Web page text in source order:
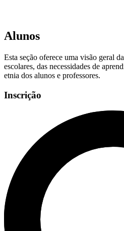
Alunos
Esta seção oferece uma visão geral
escolares, das necessidades de
etnia dos alunos e professores.
Inscrição